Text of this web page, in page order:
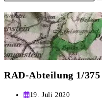
durchsuchen
RAD-Abteilung 1/
Beitrag
19. Juli 2020